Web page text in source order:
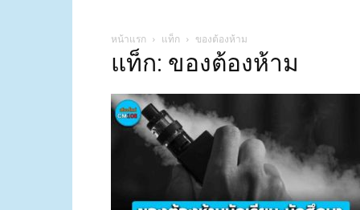
หน้าแรก แท็ก ของต้องห้าม
แท็ก: ของต้องห้าม